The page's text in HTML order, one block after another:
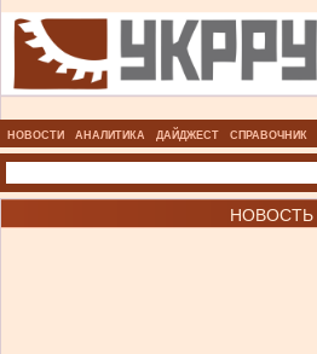
НОВОСТИ АНАЛИТИКА ДАЙДЖЕСТ СПРАВОЧНИК
НОВОСТЬ